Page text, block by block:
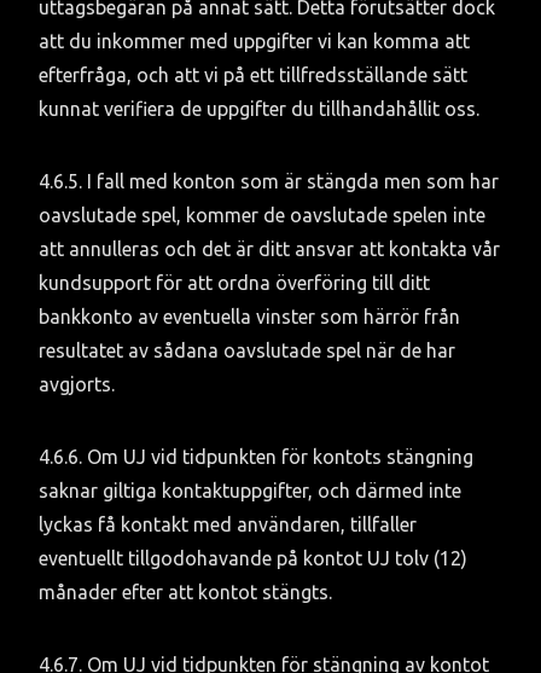
uttagsbegäran på annat sätt. Detta förutsätter dock
att du inkommer med uppgifter vi kan komma att
efterfråga, och att vi på ett tillfredsställande sätt
kunnat verifiera de uppgifter du tillhandahållit oss.
4.6.5. I fall med konton som är stängda men som har
oavslutade spel, kommer de oavslutade spelen inte
att annulleras och det är ditt ansvar att kontakta vår
kundsupport för att ordna överföring till ditt
bankkonto av eventuella vinster som härrör från
resultatet av sådana oavslutade spel när de har
avgjorts.
4.6.6. Om UJ vid tidpunkten för kontots stängning
saknar giltiga kontaktuppgifter, och därmed inte
lyckas få kontakt med användaren, tillfaller
eventuellt tillgodohavande på kontot UJ tolv (12)
månader efter att kontot stängts.
4.6.7. Om UJ vid tidpunkten för stängning av kontot